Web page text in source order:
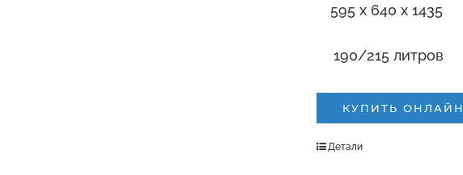
595 x 640 x 1435
190/215 литров
КУПИТЬ ОНЛАЙН
Детали